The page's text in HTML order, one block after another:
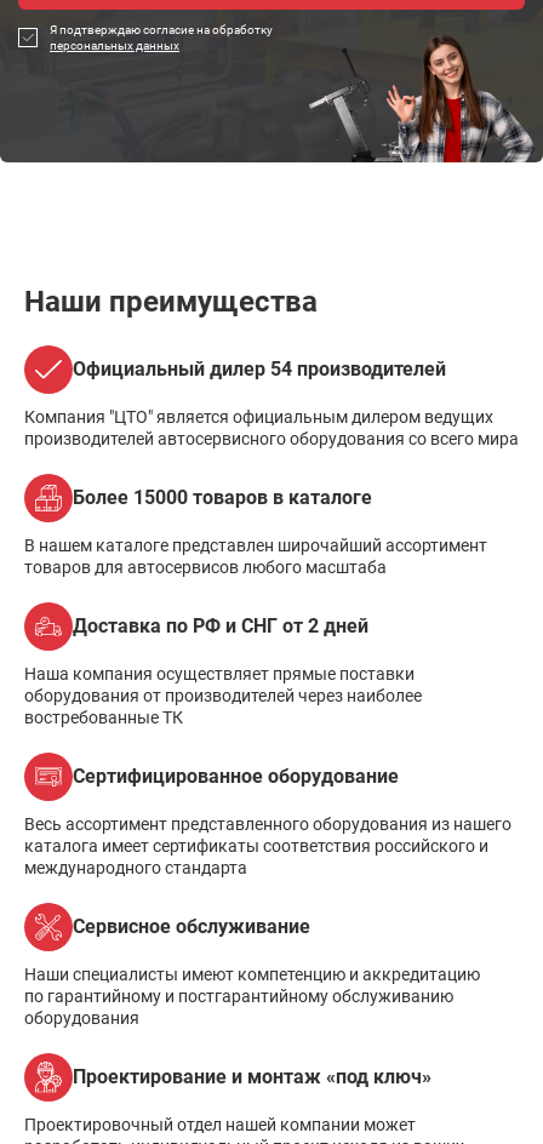
Я подтверждаю согласие на обработку
персональных данных
Наши преимущества
Официальный дилер 54 производителей
Компания "ЦТО" является официальным дилером ведущих
производителей автосервисного оборудования со всего мира
Более 15000 товаров в каталоге
В нашем каталоге представлен широчайший ассортимент
товаров для автосервисов любого масштаба
Доставка по РФ и СНГ от 2 дней
Наша компания осуществляет прямые поставки
оборудования от производителей через наиболее
востребованные ТК
Сертифицированное оборудование
Весь ассортимент представленного оборудования из нашего
каталога имеет сертификаты соответствия российского и
международного стандарта
Сервисное обслуживание
Наши специалисты имеют компетенцию и аккредитацию
по гарантийному и постгарантийному обслуживанию
оборудования
Проектирование и монтаж «под ключ»
Проектировочный отдел нашей компании может